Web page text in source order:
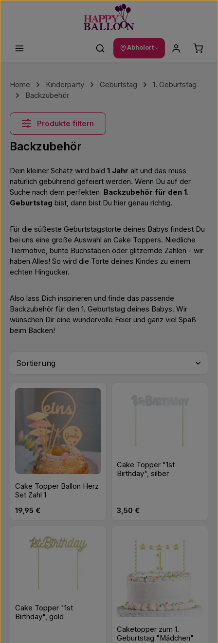
Abholort
Home Kinderparty Geburtstag
1. Geburtstag
Backzubehör
Produkte filtern
Backzubehör
Dein kleiner Schatz wird bald 1 Jahr alt und das muss
natürlich gebührend gefeiert werden. Wenn Du auf der
Suche nach dem perfekten Backzubehör für den 1.
Geburtstag bist, dann bist Du hier genau richtig.
Für die süßeste Geburtstagstorte deines Babys findest Du
bei uns eine große Auswahl an Cake Toppers. Niedliche
Tiermotive, bunte Buchstaben oder glitzernde Zahlen - wir
haben Alles! So wird die Torte deines Kindes zu einem
echten Hingucker.
Also lass Dich inspirieren und finde das passende
Backzubehör für den 1. Geburtstag deines Babys. Wir
wünschen Dir eine wundervolle Feier und ganz viel Spaß
beim Backen!
Cake Topper Ballon Herz
Set Zahl 1
Regulärer Preis:
19,95 €
Cake Topper "1st
Birthday", silber
Regulärer Preis:
3,50 €
Cake Topper "1st
Birthday", gold
Caketopper zum 1.
Geburtstag "Mädchen"